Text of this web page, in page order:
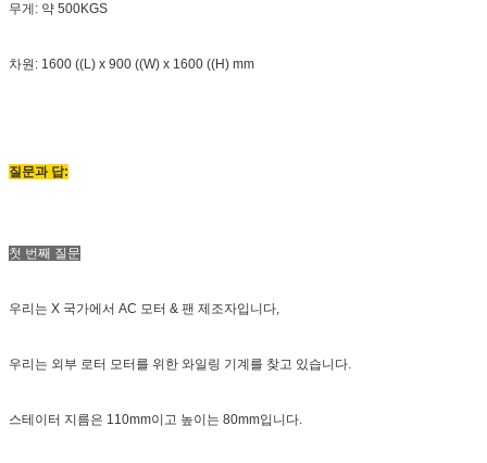
무게: 약 500KGS
차원: 1600 ((L) x 900 ((W) x 1600 ((H) mm
질문과 답:
첫 번째 질문
우리는 X 국가에서 AC 모터 & 팬 제조자입니다,
우리는 외부 로터 모터를 위한 와일링 기계를 찾고 있습니다.
스테이터 지름은 110mm이고 높이는 80mm입니다.